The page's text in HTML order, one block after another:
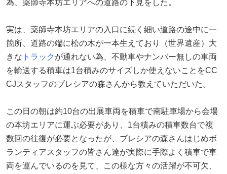
為、薬師寺本坊エリアへの道路の下見をした。
実は、薬師寺本坊エリアの入口に続く細い道路の途中に一
箇所、道路の端に松の木が一本生えており（世界遺産）大
きな トラック が通れない為、不動車やナンバー無しの車両
を輸送する積車は1台積みのサイズしか使えないことをCC
CJスタッフのブレシアの森さんから教えていただいた。
この日の朝は約10台の出展車両を積車で南駐車場から会場
の本坊エリアに運ぶ必要があり、1台積みの積車数台で複
数回の往復が必要となったが、ブレシアの森さんはじめボ
ランティアスタッフの皆さん達が実際に手際よく積車で車
両を運んでいるのを見て、この様な方々の活躍が不可欠、